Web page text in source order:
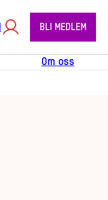
BLI MEDLEM
Om oss